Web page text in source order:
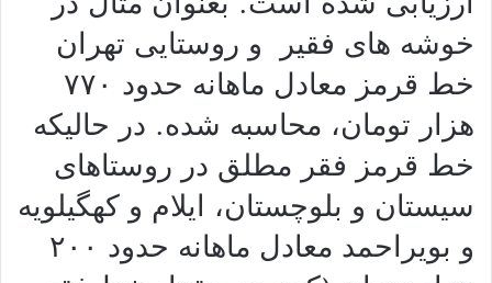
خوشه های فقیر و روستایی تهران
خط قرمز معادل ماهانه حدود ۷۷۰
هزار تومان، محاسبه شده. در حالیکه
خط قرمز فقر مطلق در روستاهای
سیستان و بلوچستان، ایلام و کهگیلویه
و بویراحمد معادل ماهانه حدود ۲۰۰